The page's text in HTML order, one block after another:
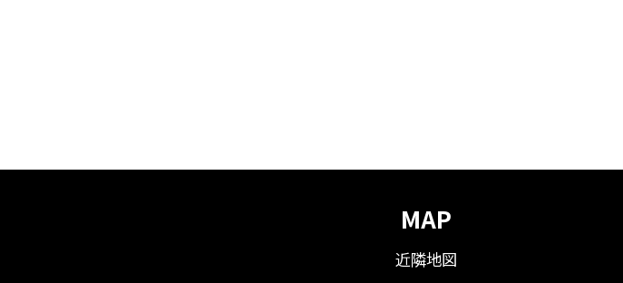
MAP
近隣地図